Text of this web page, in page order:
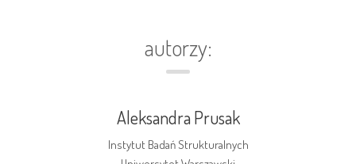
autorzy:
Aleksandra Prusak
Instytut Badań Strukturalnych